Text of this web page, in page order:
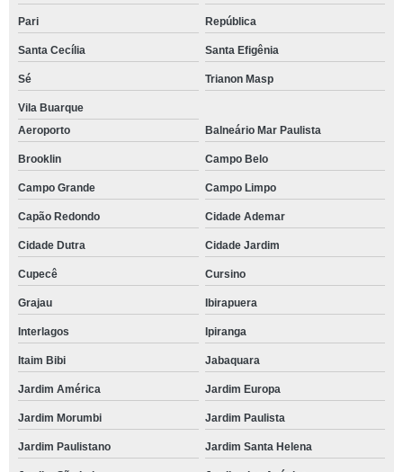
Pari República
Santa Cecília Santa Efigênia
Sé Trianon Masp
Vila Buarque
Aeroporto
Balneário Mar Paulista
Brooklin Campo Belo
Campo Grande Campo Limpo
Capão Redondo Cidade Ademar
Cidade Dutra Cidade Jardim
Cupecê Cursino
Grajau Ibirapuera
Interlagos Ipiranga
Itaim Bibi Jabaquara
Jardim América Jardim Europa
Jardim Morumbi Jardim Paulista
Jardim Paulistano Jardim Santa Helena